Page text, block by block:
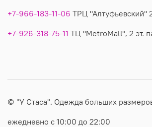
© "У Стаса". Одежда больших
ежедневно с 10:00 до 22:00
+7-966-183-11-06 ТРЦ "Алтуфьевский"
+7-926-318-75-11 ТЦ "MetroMall", 2 эт.